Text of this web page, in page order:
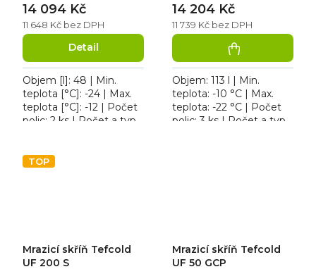
11 648 Kč bez DPH
14 094 Kč
Detail
Objem [l]: 48 | Min.
teplota [°C]: -24 | Max.
teplota [°C]: -12 | Počet
polic: 2 ks | Počet a typ
923...
11 739 Kč bez DPH
14 204 Kč
Objem: 113 l | Min.
teplota: -10 °C | Max.
teplota: -22 °C | Počet
polic: 3 ks | Počet a typ
TOP
Mrazicí skříň Tefcold
UF 200 S
Mrazicí skříň Tefcold
UF 50 GCP